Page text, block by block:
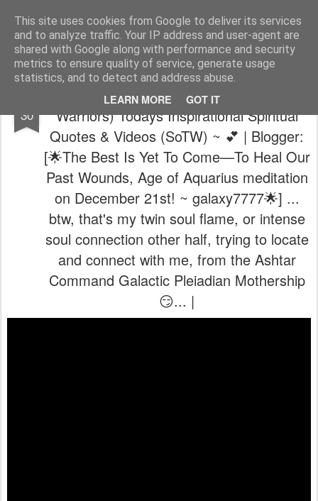
This site uses cookies from Google to deliver its services
and to analyze traffic. Your IP address and user-agent are
shared with Google along with performance and security
metrics to ensure quality of service, generate usage
statistics, and to detect and address abuse.
LEARN MORE GOT IT
The universe is eternal, infinite and vibrant, a conscious cosmos
Pages
30
🙏 ~ 💝 (400,000 AOA Lightworkers /
Warriors) Todays Inspirational Spiritual
Quotes & Videos (SoTW) ~ 💕 | Blogger:
[🌟The Best Is Yet To Come—To Heal Our
Past Wounds, Age of Aquarius meditation
on December 21st! ~ galaxy7777🌟] ...
btw, that's my twin soul flame, or intense
soul connection other half, trying to locate
and connect with me, from the Ashtar
Command Galactic Pleiadian Mothership
😏... |